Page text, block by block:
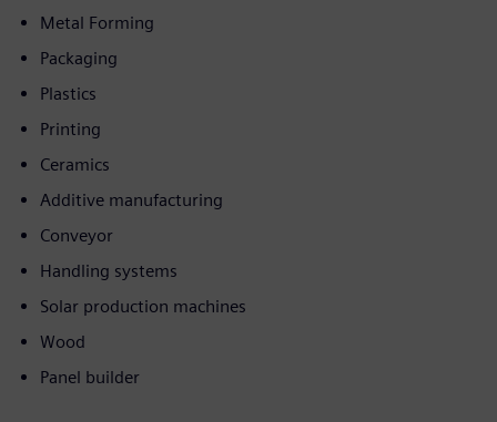
Metal Forming
Packaging
Plastics
Printing
Ceramics
Additive manufacturing
Conveyor
Handling systems
Solar production machines
Wood
Panel builder